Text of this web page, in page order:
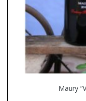
Maury